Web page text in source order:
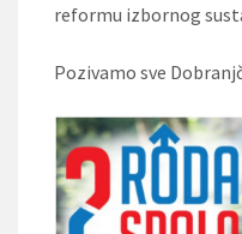
reformu izbornog
Pozivamo sve